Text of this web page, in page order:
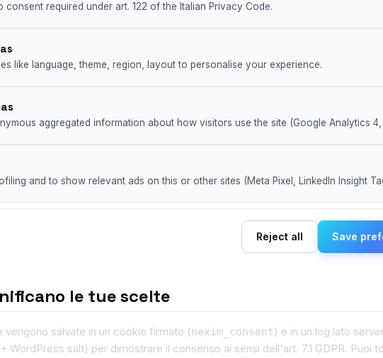
consent required under art. 122 of the Italian Privacy Code.
like language, theme, region, layout to personalise your experience.
aggregated information about how visitors use the site (Google Analytics 4,
and to show relevant ads on this or other sites (Meta Pixel, LinkedIn Insight
Reject all Save
le tue scelte
vengono salvate in un cookie firmato (nexim_consent) e in un log lato
WordPress salt) per dimostrare il consenso ai sensi dell'art. 7.1 GDPR. Puoi